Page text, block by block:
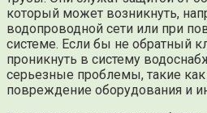
который может возникнуть,
водопроводной сети или при
системе. Если бы не обратный
проникнуть в систему
серьезные проблемы, такие
повреждение оборудования и